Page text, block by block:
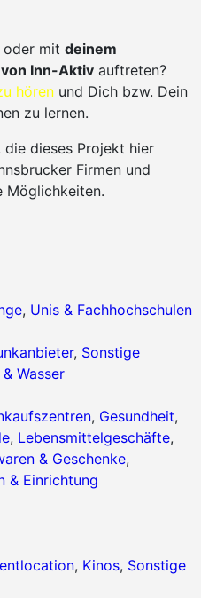
oder mit deinem
Inn-Aktiv auftreten?
hören und Dich bzw. Dein
zu lernen.
die dieses Projekt hier
Firmen und
Möglichkeiten.
, Unis & Fachhochschulen
, Sonstige
Wasser
, Gesundheit,
, Lebensmittelgeschäfte,
& Geschenke,
& Einrichtung
, Kinos, Sonstige